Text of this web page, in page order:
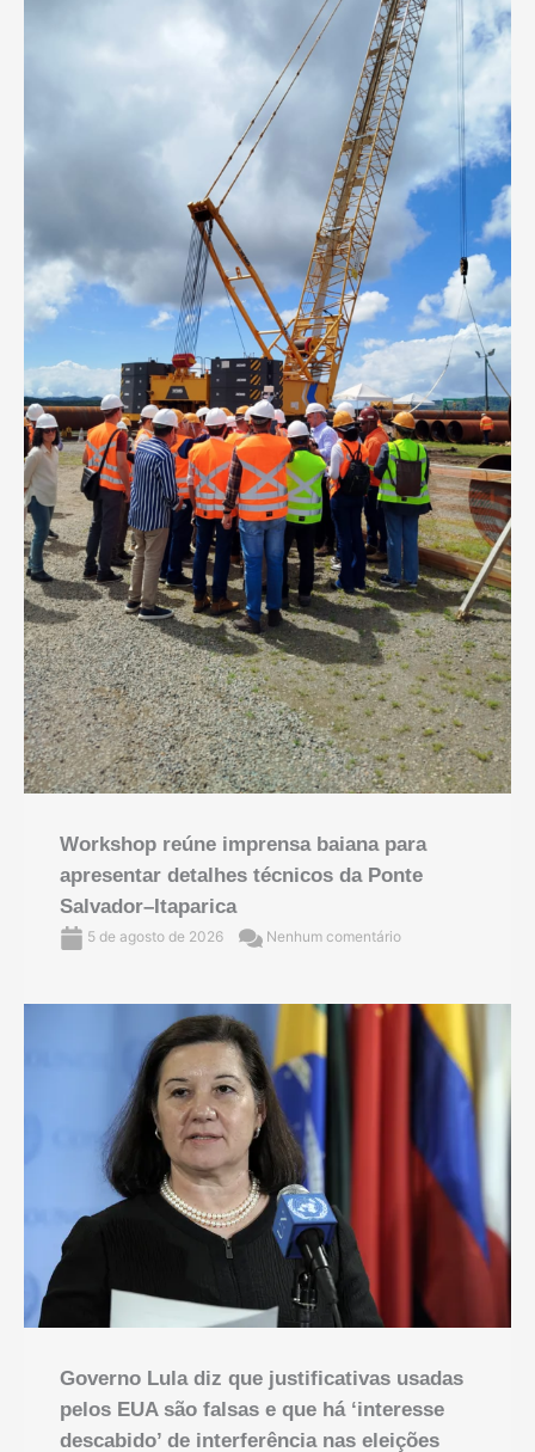
Workshop reúne imprensa baiana para
apresentar detalhes técnicos da Ponte
Salvador–Itaparica
5 de agosto de 2026 Nenhum comentário
Governo Lula diz que justificativas usadas
pelos EUA são falsas e que há ‘interesse
descabido’ de interferência nas eleições